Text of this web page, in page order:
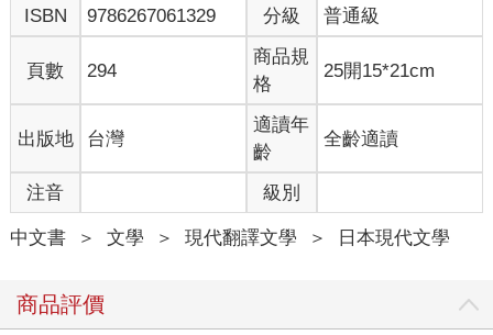
ISBN
9786267061329 分級 普通級
頁數 294
商品規
格
25開15*21cm
出版地 台灣
適讀年
齡
全齡適讀
注音 級別
中文書 ＞ 文學 ＞ 現代翻譯文學 ＞ 日本現代文學
商品評價